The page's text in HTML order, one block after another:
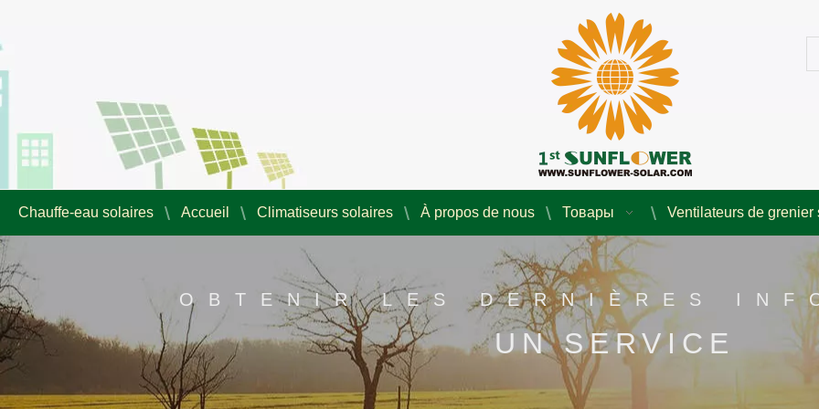
Chauffe-eau solaires Accueil Climatiseurs solaires À propos de nous Товары Ventilateurs de grenier
OBTENIR LES DERNIÈRES
UN SERVICE